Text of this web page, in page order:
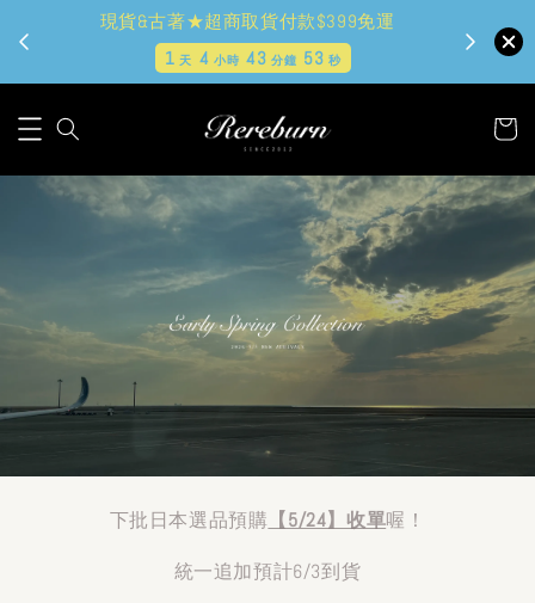
現貨&古著★超商取貨付款$399免運
1天 4小時 43分鐘 52 秒
下批日本選品預購 【5/24】收單喔！
統一追加預計6/3到貨